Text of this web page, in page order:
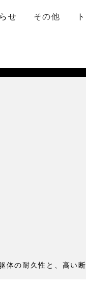
せ その他
体の耐久性と、高い